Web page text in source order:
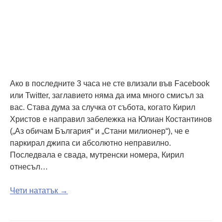
Ако в последните 3 часа не сте влизали във Facebook
или Twitter, заглавието няма да има много смисъл за
вас. Става дума за случка от събота, когато Кирил
Христов е направил забележка на Юлиан Костантинов
(„Аз обичам България“ и „Стани милионер“), че е
паркирал джипа си абсолютно неправилно.
Последвала е свада, мутренски номера, Кирил
отнесъл…
Чети нататък →